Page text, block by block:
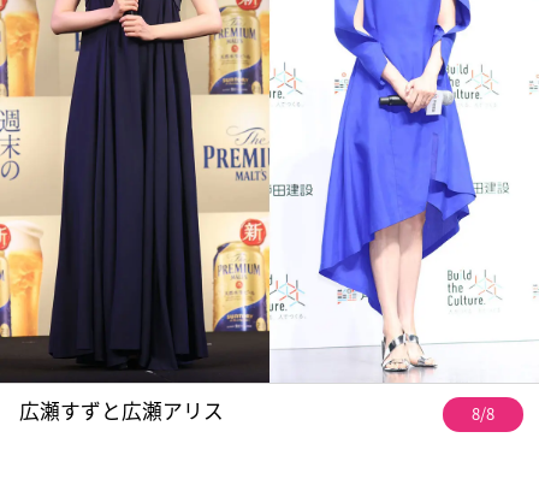
広瀬すずと広瀬アリス 8/8